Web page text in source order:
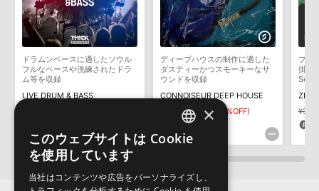
デモソングは、製品収録サウンドを使ってできることを紹介するた
めのデモンストレーション用の楽曲です。原則として、デモソング
そのものをお使いいただくことはできません。また、デモソングを
構成する全てのサウンドが、サンプルパックに含まれていることを
保証するものではありません。
しかねます。
CYBERPUNK SERUM PRESETSのサポート情報
ドラムンベースに適したソウル
フルなベースや洗練されたドラ
ム等を収録
LIVE DRUM & BASS
ディープハウスの制作に適した
ダスティーかつスモーキーなサ
ウンドを収録
CONNOISEUR DEEP HOUSE
¥7,458 ¥5,220(30%OFF)
156pt
プロ
掛け
ENGLISH
×
このウェブサイトは Cookie
を使用しています
当社はコンテンツや広告をパーソナライズし、